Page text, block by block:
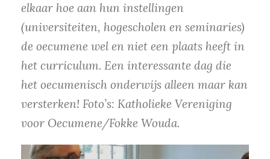
elkaar hoe aan hun instellingen
(universiteiten, hogescholen en seminaries)
de oecumene wel en niet een plaats heeft in
het curriculum. Een interessante dag die
het oecumenisch onderwijs alleen maar kan
versterken! Foto’s: Katholieke Vereniging
voor Oecumene/Fokke Wouda.